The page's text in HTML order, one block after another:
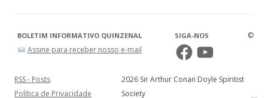
BOLETIM INFORMATIVO QUINZENAL
Assine para receber nosso e-mail
SIGA-NOS
FacebookYouTube
RSS - Posts
Política de Privacidade
©
2026 Sir Arthur Conan Doyle Spiritist
Society